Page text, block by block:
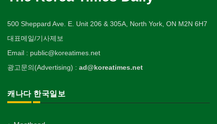
500 Sheppard Ave. E. Unit 206 & 305A, North York, ON M2N 6H7
대표메일/기사제보
Email : public@koreatimes.net
광고문의(Advertising) : ad@koreatimes.net
캐나다 한국일보